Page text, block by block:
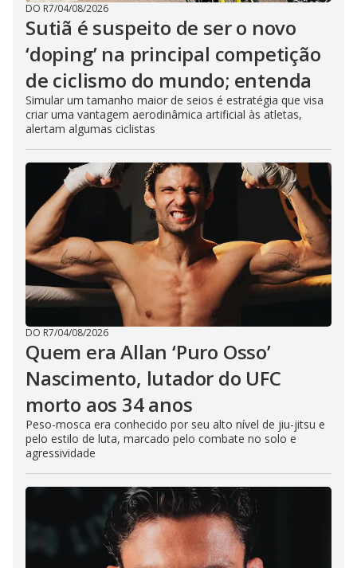
DO R7/04/08/2026
Sutiã é suspeito de ser o novo
‘doping’ na principal competição
de ciclismo do mundo; entenda
Simular um tamanho maior de seios é estratégia que visa
criar uma vantagem aerodinâmica artificial às atletas,
alertam algumas ciclistas
DO R7/04/08/2026
Quem era Allan ‘Puro Osso’
Nascimento, lutador do UFC
morto aos 34 anos
Peso-mosca era conhecido por seu alto nível de jiu-jitsu e
pelo estilo de luta, marcado pelo combate no solo e
agressividade